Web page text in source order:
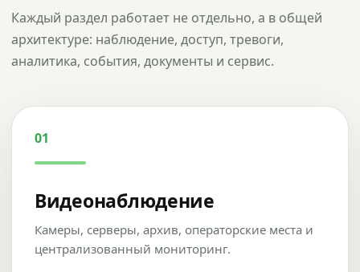
Каждый раздел работает не отдельно, а в общей
архитектуре: наблюдение, доступ, тревоги,
аналитика, события, документы и сервис.
01
Видеонаблюдение
Камеры, серверы, архив, операторские места и
централизованный мониторинг.